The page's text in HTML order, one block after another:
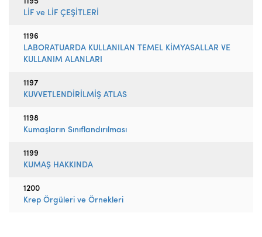
LİF ve LİF ÇEŞİTLERİ
1196
LABORATUARDA KULLANILAN TEMEL KİMYASALLAR VE
KULLANIM ALANLARI
1197
KUVVETLENDİRİLMİŞ ATLAS
1198
Kumaşların Sınıflandırılması
1199
KUMAŞ HAKKINDA
1200
Krep Örgüleri ve Örnekleri